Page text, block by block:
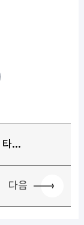
타...
다음